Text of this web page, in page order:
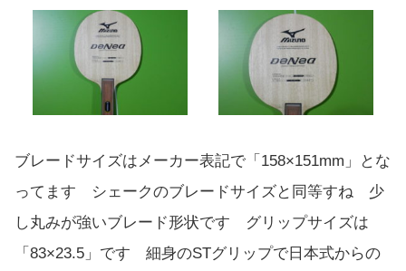
ブレードサイズはメーカー表記で「158×151mm」とな
ってます シェークのブレードサイズと同等すね 少
し丸みが強いブレード形状です グリップサイズは
「83×23.5」です 細身のSTグリップで日本式からの